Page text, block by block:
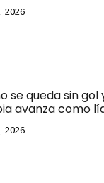
2026
se queda sin
avanza como
2026